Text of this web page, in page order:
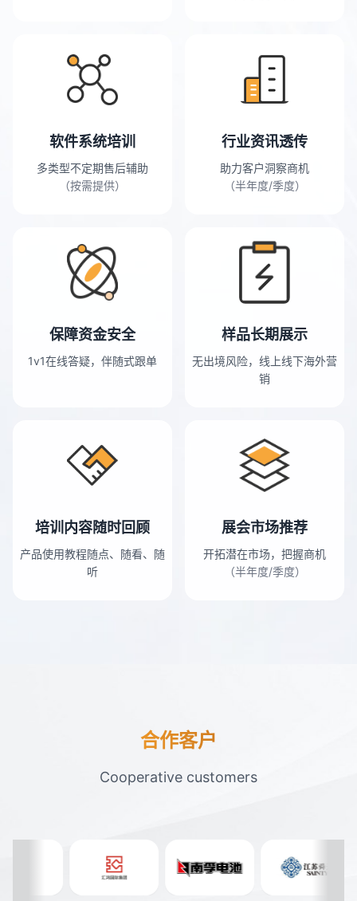
软件系统培训
多类型不定期售后辅助
（按需提供）
行业资讯透传
助力客户洞察商机
（半年度/季度）
保障资金安全
1v1在线答疑，伴随式跟单
样品长期展示
无出境风险，线上线下海外营
销
培训内容随时回顾
产品使用教程随点、随看、随
听
展会市场推荐
开拓潜在市场，把握商机
（半年度/季度）
合作客户
Cooperative customers